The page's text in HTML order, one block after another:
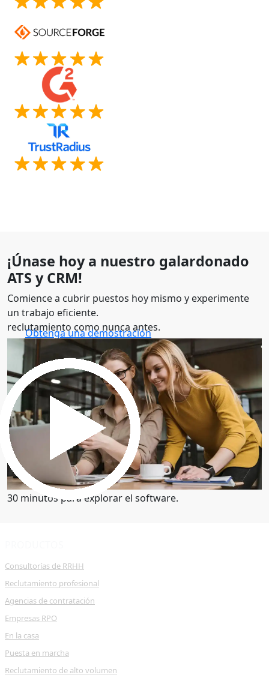
¡Únase hoy a nuestro galardonado
ATS y CRM!
Comience a cubrir puestos hoy mismo y experimente
un trabajo eficiente.
reclutamiento como nunca antes.
Obtenga una demostración
30 minutos para explorar el software.
Obtenga una demostración
30 minutos para explorar el software.
Consultorías de RRHH
Reclutamiento profesional
Agencias de contratación
Empresas RPO
En la casa
Puesta en marcha
Reclutamiento de alto volumen